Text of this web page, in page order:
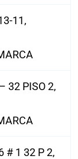
11,
32 PISO 2,
# 1 32 P 2,